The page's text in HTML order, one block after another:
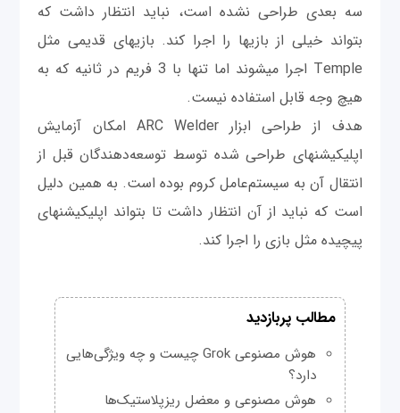
سه بعدی طراحی نشده است، نباید انتظار داشت که
بتواند خیلی از بازی‎ها را اجرا کند. بازی‎های قدیمی‎ مثل
Temple اجرا می‎شوند اما تنها با 3 فریم در ثانیه که به
هیچ وجه قابل استفاده نیست.
هدف از طراحی ابزار ARC Welder امکان آزمايش
اپلیکیشن‎های طراحی شده توسط توسعه‌دهندگان قبل از
انتقال آن به سیستم‌عامل کروم بوده است. به همین دلیل
است که نباید از آن انتظار داشت تا بتواند اپلیکیشن‎های
پیچیده مثل بازی را اجرا کند.
مطالب پربازدید
هوش مصنوعی Grok چیست و چه ویژگی‌هایی
دارد؟
هوش مصنوعی و معضل ریزپلاستیک‌ها